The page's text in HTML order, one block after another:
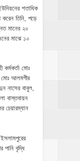
শতাধিক
করেন তিনি, পড়ে
মানের ২০
মাঝে ১০
কর্মকর্তা মোঃ
মোঃ আলমগীর
নাসের বাবুল,
বাস্তবায়ন
চেয়ারম্যান
বৃদ্ধি